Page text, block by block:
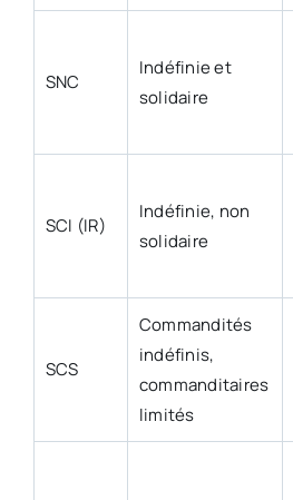
SNC
Indéfinie et
solidaire
SCI (IR)
Indéfinie, non
solidaire
SCS
Commandités
indéfinis,
commanditaires
limités